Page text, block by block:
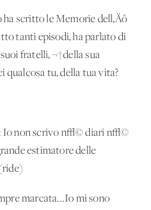
scritto le Memorie dell‚Äô
tanti episodi, ha parlato di
fratelli, ¬†della sua
qualcosa tu, della tua vita?
Io non scrivo n√© diari n√©
estimatore delle
marcata...Io mi sono